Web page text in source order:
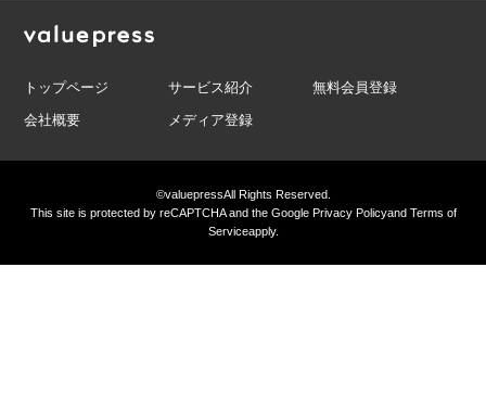
トップページ サービス紹介
無料会員登録
会社概要
メディア登録
©valuepressAll Rights Reserved.
This site is protected by reCAPTCHA and the GooglePrivacy PolicyandTerms of
Serviceapply.